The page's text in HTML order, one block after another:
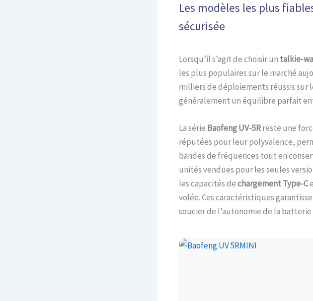
Les modèles les plus
sécurisée
Lorsqu’il s’agit de choisir un talkie-
les plus populaires sur le marché
milliers de déploiements réussis sur
généralement un équilibre parfait
La série Baofeng UV-5Rreste une
réputées pour leur polyvalence,
bandes de fréquences tout en
unités vendues pour les seules
les capacités dechargement Type-C
volée. Ces caractéristiques
soucier de l’autonomie de la